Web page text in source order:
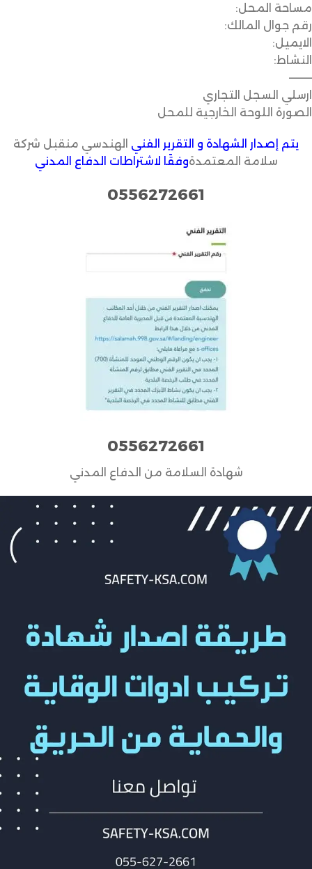
مساحة المحل:
رقم جوال المالك:
الايميل:
النشاط:
———
ارسلي السجل التجاري
الصورة اللوحة الخارجية للمحل
يتم إصدار الشهادة و التقرير الفني الهندسي منقبل شركة
سلامة المعتمدةوفقًا لاشتراطات الدفاع المدني
0556272661
0556272661
شهادة السلامة من الدفاع المدني